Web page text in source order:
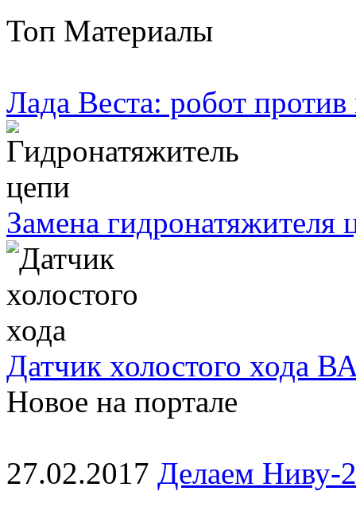
Топ Материалы
Лада Веста: робот
Замена
Датчик холостого хода
Новое на портале
27.02.2017 Делаем Ниву-